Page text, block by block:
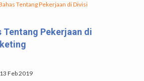
Tentang Pekerjaan di Divisi
Tentang Pekerjaan di
13 Feb 2019